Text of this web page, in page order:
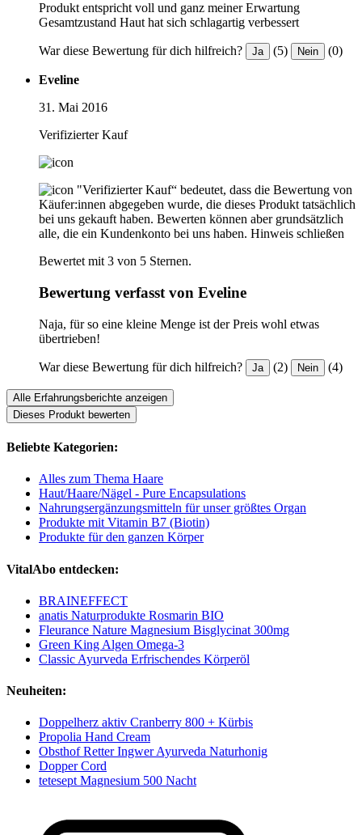
Produkt entspricht voll und ganz meiner Erwartung
Gesamtzustand Haut hat sich schlagartig verbessert
War diese Bewertung für dich hilfreich? Ja (5) Nein (0)
Eveline
31. Mai 2016
Verifizierter Kauf
"Verifizierter Kauf“ bedeutet, dass die Bewertung von
Käufer:innen abgegeben wurde, die dieses Produkt tatsächlich
bei uns gekauft haben. Bewerten können aber grundsätzlich
alle, die ein Kundenkonto bei uns haben. Hinweis schließen
Bewertet mit 3 von 5 Sternen.
Bewertung verfasst von Eveline
Naja, für so eine kleine Menge ist der Preis wohl etwas
übertrieben!
War diese Bewertung für dich hilfreich? Ja (2) Nein (4)
Alle Erfahrungsberichte anzeigen
Dieses Produkt bewerten
Beliebte Kategorien:
Alles zum Thema Haare
Haut/Haare/Nägel - Pure Encapsulations
Nahrungsergänzungsmitteln für unser größtes Organ
Produkte mit Vitamin B7 (Biotin)
Produkte für den ganzen Körper
VitalAbo entdecken:
BRAINEFFECT
anatis Naturprodukte Rosmarin BIO
Fleurance Nature Magnesium Bisglycinat 300mg
Green King Algen Omega-3
Classic Ayurveda Erfrischendes Körperöl
Neuheiten:
Doppelherz aktiv Cranberry 800 + Kürbis
Propolia Hand Cream
Obsthof Retter Ingwer Ayurveda Naturhonig
Dopper Cord
tetesept Magnesium 500 Nacht